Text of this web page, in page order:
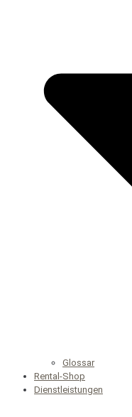
Glossar
Rental-Shop
Dienstleistungen